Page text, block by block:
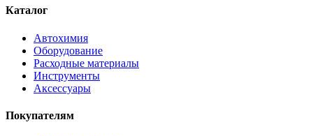
Каталог
Автохимия
Оборудование
Расходные материалы
Инструменты
Аксессуары
Покупателям